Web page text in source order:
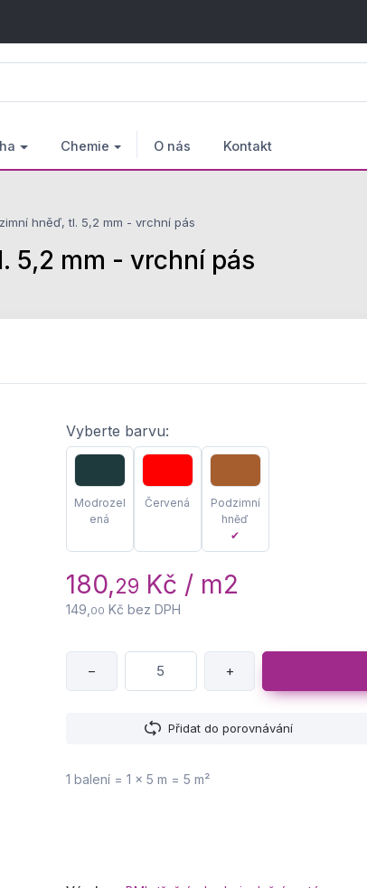
Chemie O nás Kontakt
hněď, tl. 5,2 mm - vrchní pás
5,2 mm - vrchní pás
Vyberte barvu:
Modrozel
ená
Červená
Podzimní
hněď
✔
180,29 Kč / m2
149, 00 Kč bez DPH
− +
Přidat do porovnávání
1 balení = 1 × 5 m = 5 m²